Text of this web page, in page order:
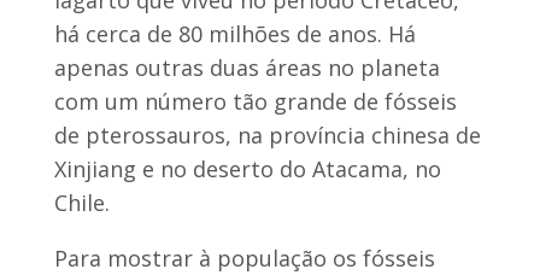
há cerca de 80 milhões de anos. Há
apenas outras duas áreas no planeta
com um número tão grande de fósseis
de pterossauros, na província chinesa de
Xinjiang e no deserto do Atacama, no
Chile.
Para mostrar à população os fósseis